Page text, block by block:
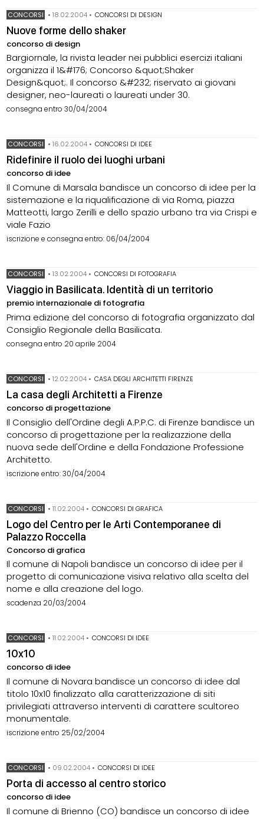
CONCORSI •18.02.2004 • CONCORSI DI DESIGN
Nuove forme dello shaker
concorso di design
Bargiornale, la rivista leader nei pubblici esercizi italiani
organizza il 1&#176; Concorso &quot;Shaker
Design&quot;. Il concorso &#232; riservato ai giovani
designer, neo-laureati o laureati under 30.
consegna entro 30/04/2004
CONCORSI •16.02.2004 • CONCORSI DI IDEE
Ridefinire il ruolo dei luoghi urbani
concorso di idee
Il Comune di Marsala bandisce un concorso di idee per la
sistemazione e la riqualificazione di via Roma, piazza
Matteotti, largo Zerilli e dello spazio urbano tra via Crispi e
viale Fazio
iscrizione e consegna entro: 06/04/2004
CONCORSI •13.02.2004 • CONCORSI DI FOTOGRAFIA
Viaggio in Basilicata. Identità di un territorio
premio internazionale di fotografia
Prima edizione del concorso di fotografia organizzato dal
Consiglio Regionale della Basilicata.
consegna entro 20 aprile 2004
CONCORSI •12.02.2004 • CASA DEGLI ARCHITETTI FIRENZE
La casa degli Architetti a Firenze
concorso di progettazione
Il Consiglio dell'Ordine degli A.P.P.C. di Firenze bandisce un
concorso di progettazione per la realizazzione della
nuova sede dell'Ordine e della Fondazione Professione
Architetto.
iscrizione entro: 30/04/2004
CONCORSI •11.02.2004 • CONCORSI DI GRAFICA
Logo del Centro per le Arti Contemporanee di
Palazzo Roccella
Concorso di grafica
Il comune di Napoli bandisce un concorso di idee per il
progetto di comunicazione visiva relativo alla scelta del
nome e alla creazione del logo.
scadenza 20/03/2004
CONCORSI •11.02.2004 • CONCORSI DI IDEE
10x10
concorso di idee
Il comune di Novara bandisce un concorso di idee dal
titolo 10x10 finalizzato alla caratterizzazione di siti
privilegiati attraverso interventi di carattere scultoreo
monumentale.
iscrizione entro 25/02/2004
CONCORSI • 09.02.2004 • CONCORSI DI IDEE
Porta di accesso al centro storico
concorso di idee
Il comune di Brienno (CO) bandisce un concorso di idee